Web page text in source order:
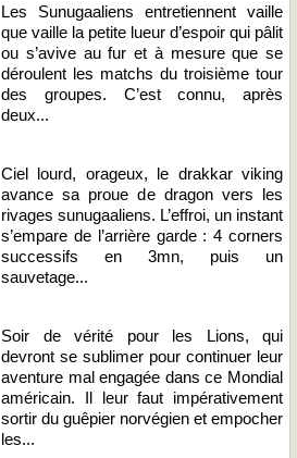
Les Sunugaaliens entretiennent vaille
que vaille la petite lueur d’espoir qui pâlit
ou s’avive au fur et à mesure que se
déroulent les matchs du troisième tour
des groupes. C’est connu, après
deux...
Ciel lourd, orageux, le drakkar viking
avance sa proue de dragon vers les
rivages sunugaaliens. L’effroi, un instant
s’empare de l’arrière garde : 4 corners
successifs en 3mn, puis un
sauvetage...
Soir de vérité pour les Lions, qui
devront se sublimer pour continuer leur
aventure mal engagée dans ce Mondial
américain. Il leur faut impérativement
sortir du guêpier norvégien et empocher
les...